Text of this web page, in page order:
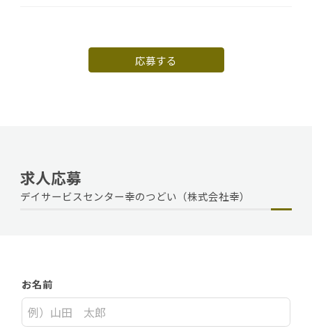
応募する
求人応募
デイサービスセンター幸のつどい（株式会社幸）
お名前